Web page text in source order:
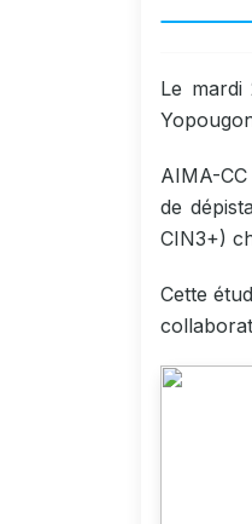
Le mardi
AIMA-
de
CIN3+)
Cette